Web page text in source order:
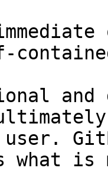
and
what